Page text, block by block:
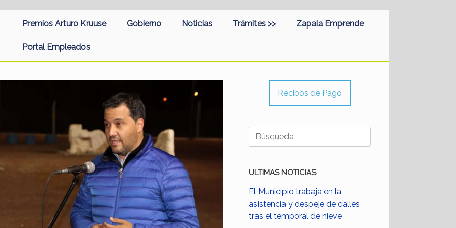
Premios Arturo Kruuse Gobierno Noticias Trámites >> Zapala Emprende
Portal Empleados
Recibos de Pago
Buscar:
ULTIMAS NOTICIAS
El Municipio trabaja en la
asistencia y despeje de calles
tras el temporal de nieve